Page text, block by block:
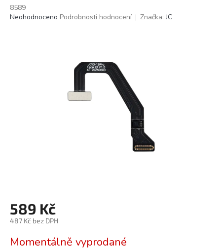
8589
Průměrné
Neohodnoceno Podrobnosti hodnocení Značka:JC
589 Kč
487 Kč bez DPH
cena:
Momentálně vyprodané